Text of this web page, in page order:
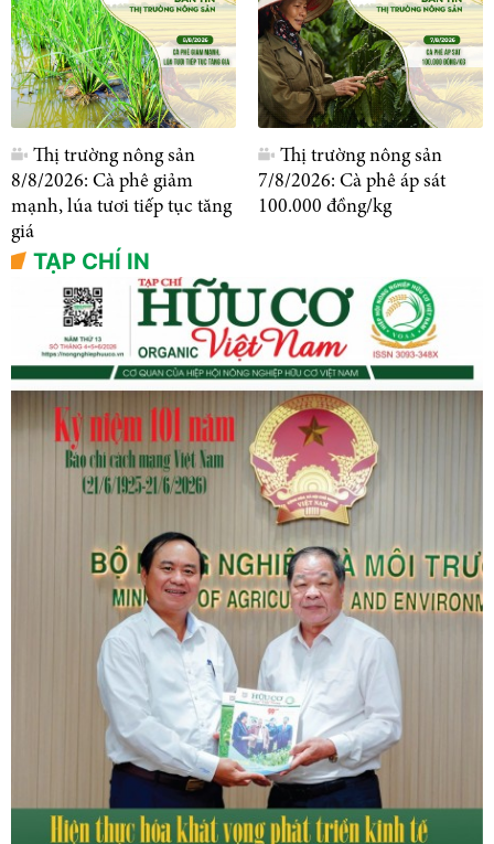
Thị trường nông sản
8/8/2026: Cà phê giảm
mạnh, lúa tươi tiếp tục tăng
giá
Thị trường nông sản
7/8/2026: Cà phê áp sát
100.000 đồng/kg
TẠP CHÍ IN